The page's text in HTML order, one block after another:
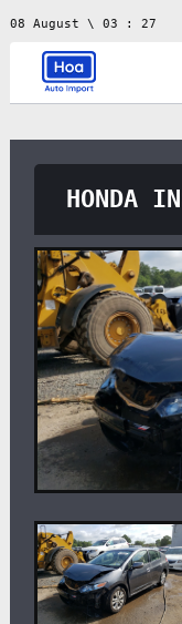
08 August \ 03 : 27
HONDA